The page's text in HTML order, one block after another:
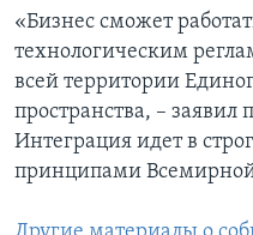
«Бизнес сможет
технологическим
всей территории
пространства, –
Интеграция идет в
принципами